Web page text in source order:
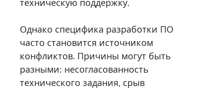
техническую поддержку.
Однако специфика разработки ПО
часто становится источником
конфликтов. Причины могут быть
разными: несогласованность
технического задания, срыв